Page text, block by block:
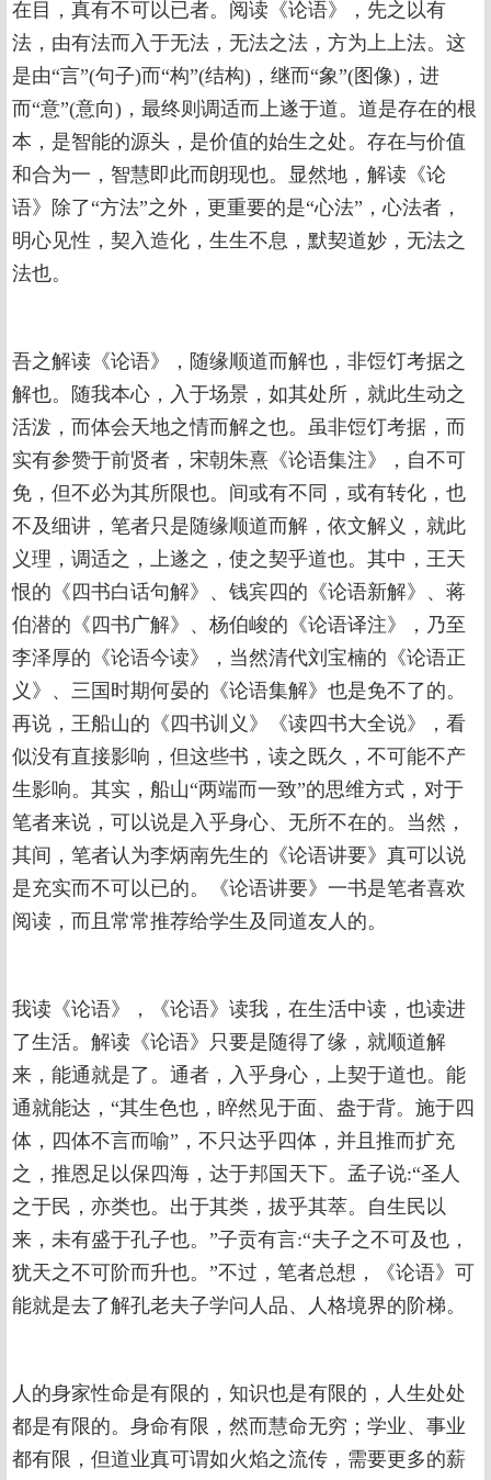
在目，真有不可以已者。阅读《论语》，先之以有
法，由有法而入于无法，无法之法，方为上上法。这
是由“言”(句子)而“构”(结构)，继而“象”(图像)，进
而“意”(意向)，最终则调适而上遂于道。道是存在的根
本，是智能的源头，是价值的始生之处。存在与价值
和合为一，智慧即此而朗现也。显然地，解读《论
语》除了“方法”之外，更重要的是“心法”，心法者，
明心见性，契入造化，生生不息，默契道妙，无法之
法也。
吾之解读《论语》，随缘顺道而解也，非饾饤考据之
解也。随我本心，入于场景，如其处所，就此生动之
活泼，而体会天地之情而解之也。虽非饾饤考据，而
实有参赞于前贤者，宋朝朱熹《论语集注》，自不可
免，但不必为其所限也。间或有不同，或有转化，也
不及细讲，笔者只是随缘顺道而解，依文解义，就此
义理，调适之，上遂之，使之契乎道也。其中，王天
恨的《四书白话句解》、钱宾四的《论语新解》、蒋
伯潜的《四书广解》、杨伯峻的《论语译注》，乃至
李泽厚的《论语今读》，当然清代刘宝楠的《论语正
义》、三国时期何晏的《论语集解》也是免不了的。
再说，王船山的《四书训义》《读四书大全说》，看
似没有直接影响，但这些书，读之既久，不可能不产
生影响。其实，船山“两端而一致”的思维方式，对于
笔者来说，可以说是入乎身心、无所不在的。当然，
其间，笔者认为李炳南先生的《论语讲要》真可以说
是充实而不可以已的。《论语讲要》一书是笔者喜欢
阅读，而且常常推荐给学生及同道友人的。
我读《论语》，《论语》读我，在生活中读，也读进
了生活。解读《论语》只要是随得了缘，就顺道解
来，能通就是了。通者，入乎身心，上契于道也。能
通就能达，“其生色也，睟然见于面、盎于背。施于四
体，四体不言而喻”，不只达乎四体，并且推而扩充
之，推恩足以保四海，达于邦国天下。孟子说:“圣人
之于民，亦类也。出于其类，拔乎其萃。自生民以
来，未有盛于孔子也。”子贡有言:“夫子之不可及也，
犹天之不可阶而升也。”不过，笔者总想，《论语》可
能就是去了解孔老夫子学问人品、人格境界的阶梯。
人的身家性命是有限的，知识也是有限的，人生处处
都是有限的。身命有限，然而慧命无穷；学业、事业
都有限，但道业真可谓如火焰之流传，需要更多的薪